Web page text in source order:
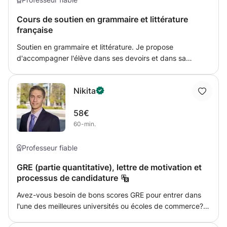
Cours de soutien en grammaire et littérature
française
Soutien en grammaire et littérature. Je propose
d'accompagner l'élève dans ses devoirs et dans sa
devenir professeur de Français et suis passionnée de
pédagogie.
Nikita
58€
60-min.
Professeur fiable
GRE (partie quantitative), lettre de motivation et
processus de candidature
Avez-vous besoin de bons scores GRE pour entrer dans
l'une des meilleures universités ou écoles de commerce?